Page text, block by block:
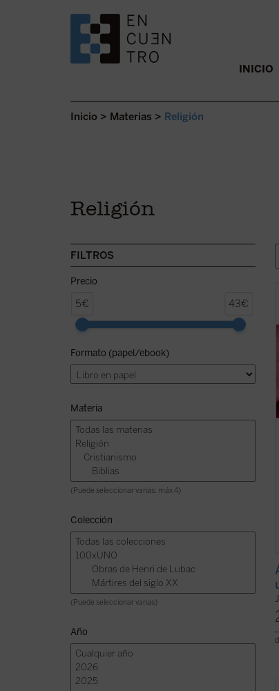
SALTAR AL CONTENIDO. INICIO
Inicio > Materias > Religión
Religión
FILTROS
Precio
5€ 43€
Formato (papel/ebook)
Materia
(Puede seleccionar varias: máx 4)
Colección
(Puede seleccionar varias)
Año